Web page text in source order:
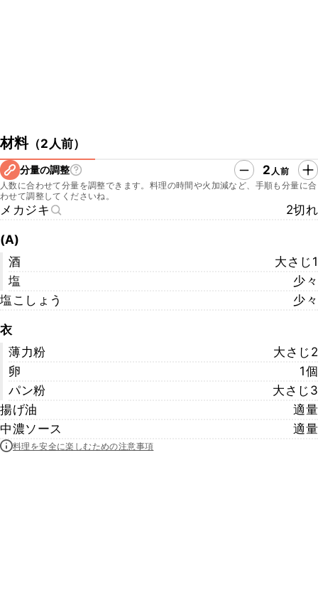
材料（2人前）
分量の調整 2 人前
人数に合わせて分量を調整できます。料理の時間や火加減など、手順も分量に合
わせて調整してくださいね。
メカジキ 2切れ
(A)
酒
大さじ1
塩
少々
塩こしょう
少々
衣
薄力粉
大さじ2
卵
1個
パン粉
大さじ3
揚げ油
適量
中濃ソース
適量
料理を安全に楽しむための注意事項